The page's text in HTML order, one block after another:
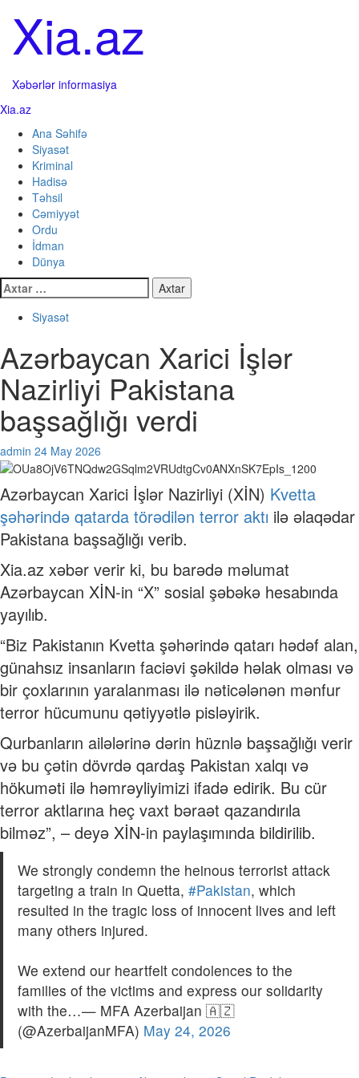
content
Xia.az
Xəbərlər informasiya
Primary
Xia.az
Ana Səhifə
Siyasət
Kriminal
Hadisə
Təhsil
Cəmiyyət
Ordu
İdman
Dünya
Axtarış:
Siyasət
Azərbaycan Xarici İşlər
Nazirliyi Pakistana
başsağlığı verdi
admin 24 May 2026
Azərbaycan Xarici İşlər Nazirliyi (XİN) Kvetta
şəhərində qatarda törədilən terror aktı ilə əlaqədar
Pakistana başsağlığı verib.
Xia.az xəbər verir ki, bu barədə məlumat
Azərbaycan XİN-in “X” sosial şəbəkə hesabında
yayılıb.
“Biz Pakistanın Kvetta şəhərində qatarı hədəf alan,
günahsız insanların faciəvi şəkildə həlak olması və
bir çoxlarının yaralanması ilə nəticələnən mənfur
terror hücumunu qətiyyətlə pisləyirik.
Qurbanların ailələrinə dərin hüznlə başsağlığı verir
və bu çətin dövrdə qardaş Pakistan xalqı və
hökuməti ilə həmrəyliyimizi ifadə edirik. Bu cür
terror aktlarına heç vaxt bəraət qazandırıla
bilməz”, – deyə XİN-in paylaşımında bildirilib.
We strongly condemn the heinous terrorist attack
targeting a train in Quetta, #Pakistan, which
resulted in the tragic loss of innocent lives and left
many others injured.
We extend our heartfelt condolences to the
families of the victims and express our solidarity
with the…— MFA Azerbaijan 🇦🇿
(@AzerbaijanMFA) May 24, 2026